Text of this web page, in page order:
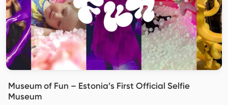
Museum of Fun – Estonia’s First Official Selfie
Museum